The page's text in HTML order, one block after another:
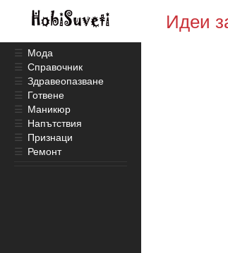
Идеи
☰ Мода
☰ Справочник
☰ Здравеопазване
☰ Готвене
☰ Маникюр
☰ Напътствия
☰ Признаци
☰ Ремонт